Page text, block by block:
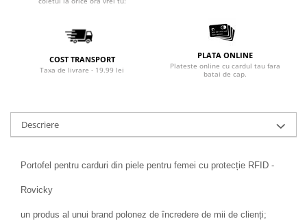
COST TRANSPORT
Taxa de livrare - 19.99 lei
PLATA ONLINE
Plateste online cu cardul tau fara
batai de cap.
Descriere
Portofel pentru carduri din piele pentru femei cu protecție RFID -
Rovicky
un produs al unui brand polonez de încredere de mii de clienți;